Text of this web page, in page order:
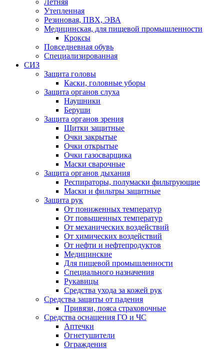
Летняя
Утепленная
Резиновая, ПВХ, ЭВА
Медицинская, для пищевой промышленности
Кроксы
Повседневная обувь
Специализированная
СИЗ
Защита головы
Каски, головные уборы
Защита органов слуха
Наушники
Беруши
Защита органов зрения
Щитки защитные
Очки закрытые
Очки открытые
Очки газосварщика
Маски сварочные
Защита органов дыхания
Респираторы, полумаски фильтрующие
Маски и фильтры защитные
Защита рук
От пониженных температур
От повышенных температур
От механических воздействий
От химических воздействий
От нефти и нефтепродуктов
Медицинские
Для пищевой промышленности
Специального назначения
Рукавицы
Средства ухода за кожей рук
Средства защиты от падения
Привязи, пояса страховочные
Средства оснащения ГО и ЧС
Аптечки
Огнетушители
Ограждения